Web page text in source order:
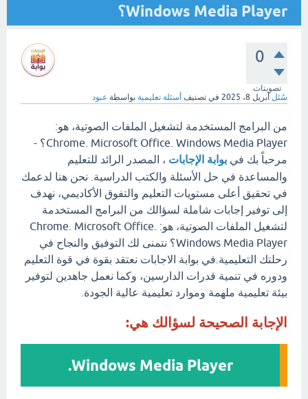
Windows Media Player؟
0
تصويتات
سُئل أبريل 8، 2025 في تصنيف أسئلة تعليمية بواسطة عبود
من البرامج المستخدمة لتشغيل الملفات الصوتية، هو:
Chrome. Microsoft Office. Windows Media Player؟ -
مرحباً بك في بوابة الإجابات ، المصدر الرائد للتعليم
والمساعدة في حل الأسئلة والكتب الدراسية. نحن هنا لدعمك
في تحقيق أعلى مستويات التعليم والتفوق الأكاديمي، نهدف
إلى توفير إجابات شاملة لسؤالك من البرامج المستخدمة
لتشغيل الملفات الصوتية، هو: Chrome. Microsoft Office.
Windows Media Player؟ نتمنى لك التوفيق والنجاح في
رحلتك التعليمية.في بوابة الاجابات نعتقد بقوة في قوة التعليم
ودوره في تنمية قدرات الدارسين، وكما نعمل جاهدين لتوفير
بيئة تعليمية ملهمة وموارد تعليمية عالية الجودة.
الإجابة الصحيحة لسؤالك هي:
Windows Media Player.